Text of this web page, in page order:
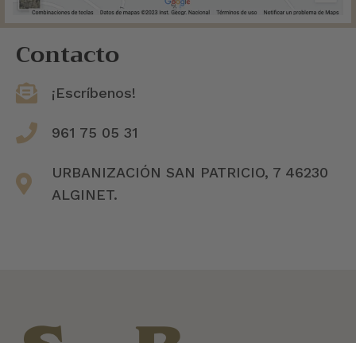
Contacto
¡Escríbenos!
961 75 05 31
URBANIZACIÓN SAN PATRICIO, 7 46230
ALGINET.